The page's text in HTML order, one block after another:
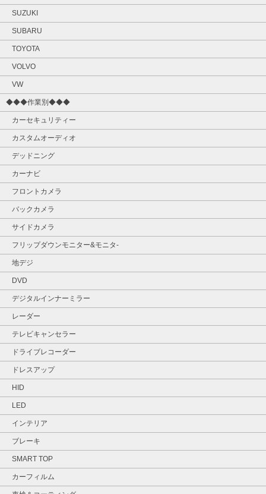
SUZUKI
SUBARU
TOYOTA
VOLVO
VW
◆◆◆作業別◆◆◆
カーセキュリティー
カスタムオーディオ
デッドニング
カーナビ
フロントカメラ
バックカメラ
サイドカメラ
フリップダウンモニター&モニタ‐
地デジ
DVD
デジタルインナーミラー
レーダー
テレビキャンセラー
ドライブレコーダー
ドレスアップ
HID
LED
インテリア
ブレーキ
SMART TOP
カーフィルム